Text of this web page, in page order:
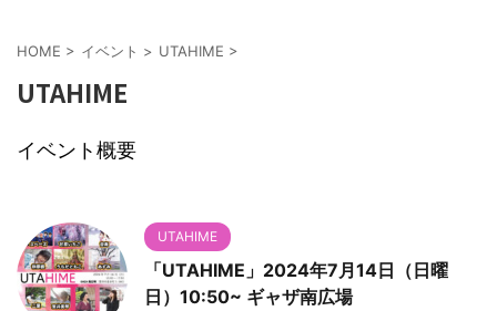
HOME > イベント > UTAHIME >
UTAHIME
イベント概要
UTAHIME
「UTAHIME」2024年7月14日（日曜
日）10:50~ ギャザ南広場